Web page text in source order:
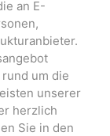
an E-
um die
unserer
herzlich
Sie in den